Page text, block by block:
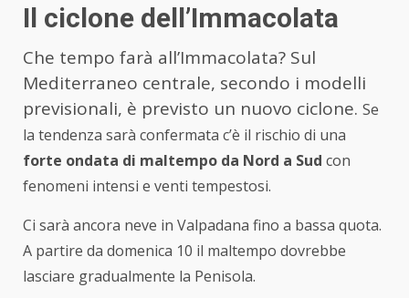
Il ciclone dell’Immacolata
Che tempo farà all’Immacolata? Sul
Mediterraneo centrale, secondo i modelli
previsionali, è previsto un nuovo ciclone. Se
la tendenza sarà confermata c’è il rischio di una
forte ondata di maltempo da Nord a Sud con
fenomeni intensi e venti tempestosi.
Ci sarà ancora neve in Valpadana fino a bassa quota.
A partire da domenica 10 il maltempo dovrebbe
lasciare gradualmente la Penisola.